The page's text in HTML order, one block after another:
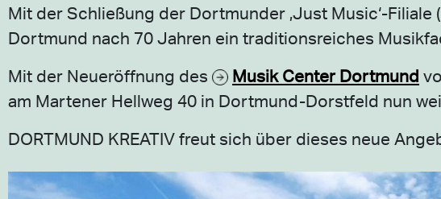
Mit der Schließung der Dortmunder ‚Just Music‘-
Dortmund nach 70 Jahren ein traditionsreiches
Mit der Neueröffnung des
Musik Center Dortmund
am Martener Hellweg 40 in Dortmund-Dorstfeld nun
DORTMUND KREATIV freut sich über dieses neue